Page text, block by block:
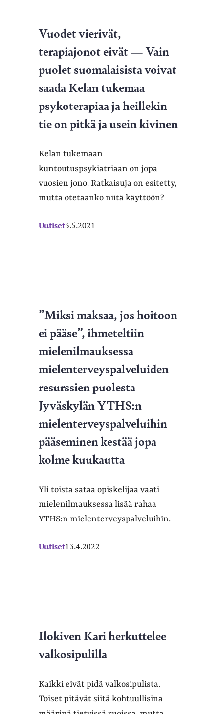
Vuodet vierivät,
terapiajonot eivät — Vain
puolet suomalaisista voivat
saada Kelan tukemaa
psykoterapiaa ja heillekin
tie on pitkä ja usein kivinen
Kelan tukemaan
kuntoutuspsykiatriaan on jopa
vuosien jono. Ratkaisuja on esitetty,
mutta otetaanko niitä käyttöön?
Uutiset3.5.2021
”Miksi maksaa, jos hoitoon
ei pääse”, ihmeteltiin
mielenilmauksessa
mielenterveyspalveluiden
resurssien puolesta –
Jyväskylän YTHS:n
mielenterveyspalveluihin
pääseminen kestää jopa
kolme kuukautta
Yli toista sataa opiskelijaa vaati
mielenilmauksessa lisää rahaa
YTHS:n mielenterveyspalveluihin.
Uutiset13.4.2022
Ilokiven Kari herkuttelee
valkosipulilla
Kaikki eivät pidä valkosipulista.
Toiset pitävät siitä kohtuullisina